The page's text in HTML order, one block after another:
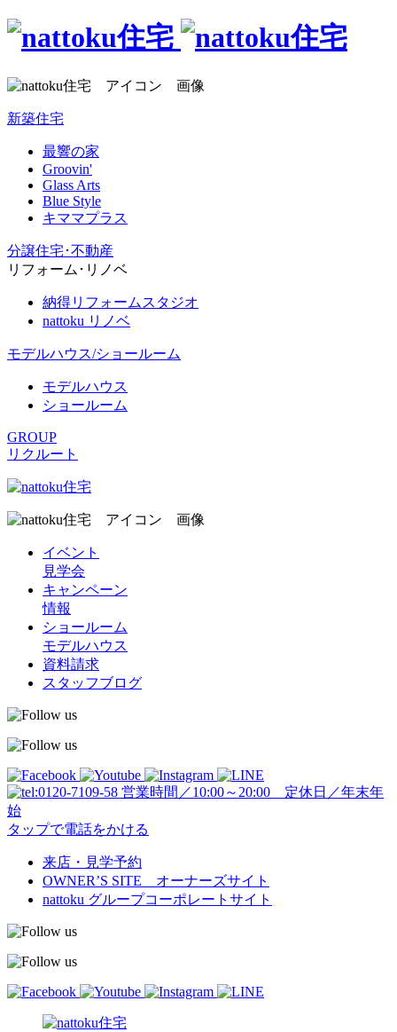
新築住宅
最響の家
Groovin'
Glass Arts
Blue Style
キママプラス
分譲住宅･不動産
リフォーム･リノベ
納得リフォームスタジオ
nattoku リノベ
モデルハウス/ショールーム
モデルハウス
ショールーム
GROUP
リクルート
イベント
見学会
キャンペーン
情報
ショールーム
モデルハウス
資料請求
スタッフブログ
営業時間／10:00～20:00 定休日／年末年
始
タップで電話をかける
来店・見学予約
OWNER’S SITE オーナーズサイト
nattoku グループコーポレートサイト